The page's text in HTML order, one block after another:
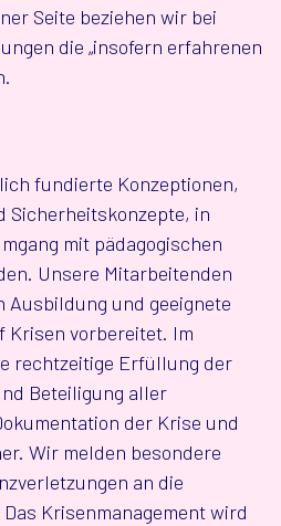
Seite beziehen wir bei
die „insofern erfahrenen
fundierte Konzeptionen,
Sicherheitskonzepte, in
mit pädagogischen
Unsere Mitarbeitenden
und geeignete
Krisen vorbereitet. Im
rechtzeitige Erfüllung der
Beteiligung aller
der Krise und
Wir melden besondere
an die
Krisenmanagement wird